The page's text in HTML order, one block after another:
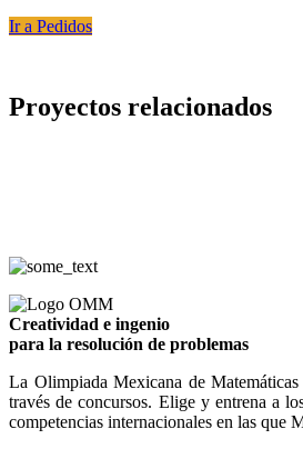
Ir a Pedidos
Proyectos relacionados
Creatividad e ingenio
para la resolución de problemas
La Olimpiada Mexicana de Matemáticas
través de concursos. Elige y entrena a
competencias internacionales en las que